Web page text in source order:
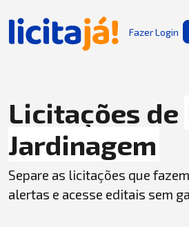
Fazer Login
Licitações de
Jardinagem
Separe as licitações que
alertas e acesse editais sem